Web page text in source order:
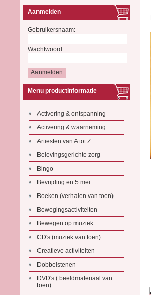
Aanmelden
Gebruikersnaam:
Wachtwoord:
Menu productinformatie
Activering & ontspanning
Activering & waarneming
Artiesten van A tot Z
Belevingsgerichte zorg
Bingo
Bevrijding en 5 mei
Boeken (verhalen van toen)
Bewegingsactiviteiten
Bewegen op muziek
CD's (muziek van toen)
Creatieve activiteiten
Dobbelstenen
DVD's ( beeldmateriaal van
toen)
.